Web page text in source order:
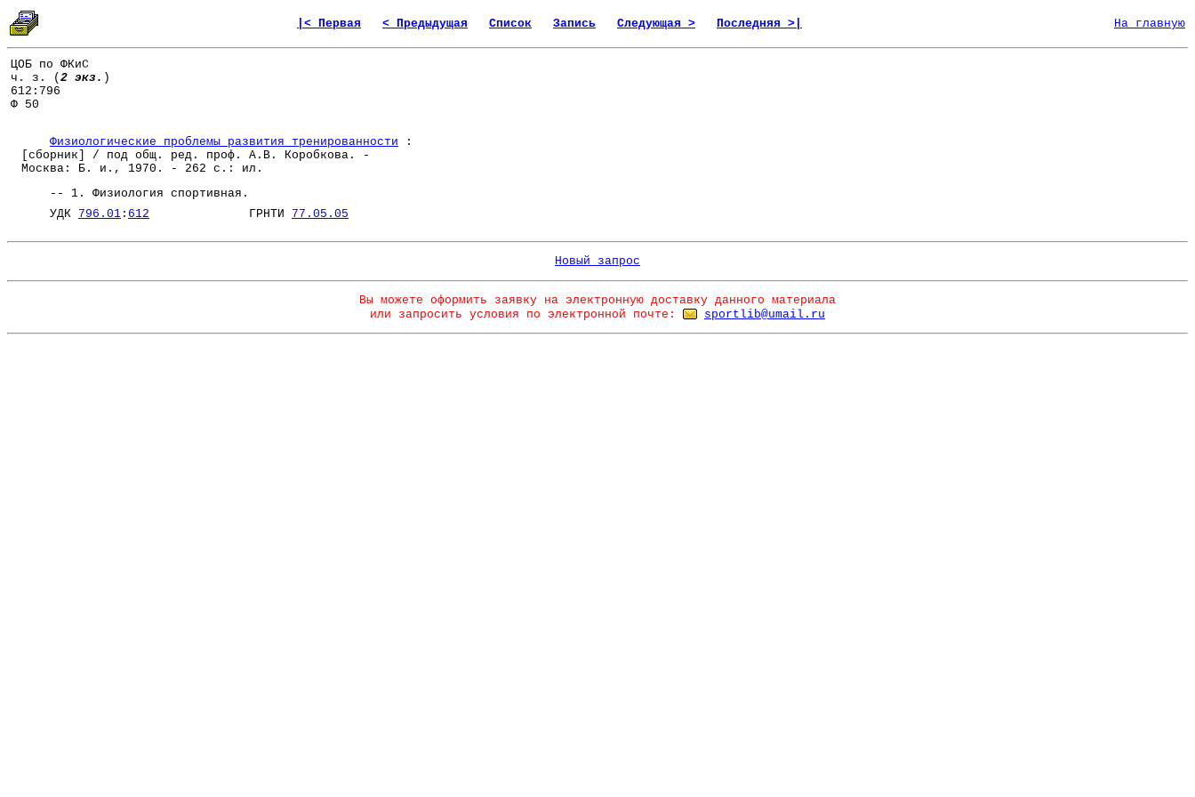
|< Первая < Предыдущая Список Запись Следующая > Последняя >| На главную
ЦОБ по ФКиС
ч. з. ( 2 экз. )
612:796
Ф 50
Физиологические проблемы развития тренированности :
[сборник] / под общ. ред. проф. А.В. Коробкова. -
Москва: Б. и., 1970. - 262 с.: ил.
-- 1. Физиология спортивная.
УДК 796.01 : 612 ГРНТИ 77.05.05
Новый запрос
Вы можете оформить заявку на электронную доставку данного материала
или запросить условия по электронной почте:
sportlib@umail.ru